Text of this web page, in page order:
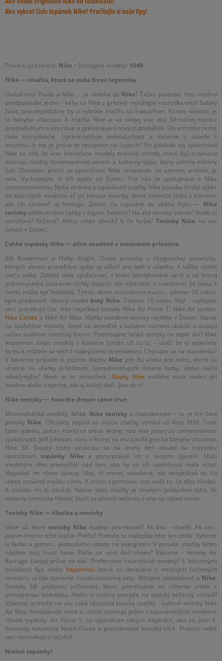
Práve si prezeráte: Nike • Dostupné modely: 1048
Nike — značka, ktorá sa stala živou legendou
Diabol nosí Pradu a Nike.... sa oblieka do Nike? Ťažko povedať. Hoci možno
predpokladať jedno - keby sa Nike z gréckej mytológie rozhodla viesť ľudský
život, pravdepodobne by si vybrala značku so Swooshom. Koniec koncov, je
to bohyňa víťazstva. A značka Nike je vo svojej viac ako 50-ročnej histórii
predovšetkým o víťazstve a prekonávaní nových prekážok. Okrem toho nemá
rada komplikácie. Uprednostňuje jednoduchosť a konanie v súlade s
intuíciou. A nie je práve to receptom na úspech? Pri pohľade na spoločnosť
Nike sa zdá, že áno. Inovatívne modely tenisiek, trendy, ktoré žijú a nanovo
definujú módny streetwearový vesmír a kultúrny vplyv, ktorý zahŕňa milióny
ľudí. Dôvodov, prečo sa spoločnosť Nike umiestnila na samom vrchole, je
veľa. Vychutnajte si ich spolu so Sizeer. Pre nás je spolupráca s Nike
samozrejmosťou. Naša stránka s topánkami značky Nike ponúka široký výber
od klasických modelov až po horúce novinky, ktoré nielenže ladia s trendmi,
ale ich zároveň aj formujú. Zistite, čo zapadne do vášho štýlu — Nike
tenisky alebo možno žabky s logom Swoosh? Na aké tenisky stavíte? Budú to
semišové? Kožené? Alebo zmes oboch? A čo farba? Tenisky Nike na vás
čakajú v Sizeer.
Ľahké topánky Nike — silne osadené v mestskom priestore
Bill Bowerman a Philip Knight. Dvaja priatelia z Oregonskej univerzity,
ktorých okrem priateľstva spája aj vášeň pre beh a atletiku. A túžba urobiť
niečo veľké. Založili teda spoločnosť, v ktorú bezvýhradne verili a od ktorej
jednomyseľne očakávali rýchly úspech. Ale ešte skôr si uvedomili, že cesta k
nemu môže byť hrboľatá. Týmto dvom vizionárom trvalo... takmer 10 rokov,
kým predstavili vlastný model boty Nike. Takmer 10 rokov. Nuž - najlepšie
veci potrebujú čas. Ako napríklad tenisky Nike Air Force 1, Nike Air Jordan,
Nike Cortez a Nike Air Max. Všetky uvedené tenisky nájdete v Sizeer. Stavte
na spoľahlivé modely, ktoré sa osvedčia v každom ročnom období a dodajú
vašim outfitom mestský šmrnc. Potrebujete ľahké tenisky na teplé dni? Nike
Vapormax alebo modely z kolekcie Jordan už sú tu – stačí, že si vyberiete
farbu a môžete sa tešiť z najlepšieho streetwearu. Chystáte sa na dovolenku?
V takomto prípade si pozrite šľapky Nike pre ňu alebo pre neho, ktoré sú
vhodné na všetky príležitosti. Uprednostňujete tlmené farby, alebo niečo
odvážnejšie? Nech je to akokoľvek, šľapky Nike môžete nosiť nielen pri
bazéne alebo v sprche, ale aj každý deň.. Just do it!
Nike tenisky — how the dream came true
Minimalistické modely, ľahké Nike teniskys charakterom – to je len časť
ponuky Nike. Oficiálny nápad na názov značky vznikol vo fáze REM. Teda
časti spánku, počas ktorej sa sníva. Jednej noci mal jeden zo zamestnancov
spoločnosti, Jeff Johnson, víziu, v ktorej sa mu zjavila grécka bohyňa víťazstva.
Nike SK. Dojatý touto situáciou sa na druhý deň obrátil na majiteľov
spoločnosti topánky Nikea porozprával im o svojom zjavení. Muži
medzitým dlho premýšľali nad tým, ako by sa ich spoločnosť mala volať.
Napadali im rôzne výrazy. Viac, či menej vznešené, ale neodrážali to, čo
chceli oznámiť zvyšku sveta. A zrazu s pomocou sna našli to, čo dlho hľadali.
A zostalo im to navždy. Názov tejto značky je skvelým príkladom toho, že
niekedy nemusíte hľadať. Stačí sa otvoriť riešeniu a ono sa objaví samo.
Tenisky Nike — klasika a novinky
Viete už, ktoré tenisky Nike budete potrebovať? Ak áno - skvelé. Ak nie...
potom možno ešte lepšie. Prečo? Pretože to najlepšie ešte len príde. Vyberte
si farbu a potom... jednoducho stavte na evergreen. V ponuke značky ľahko
nájdete svoj must have. Páčia sa vám dad shoes? Výborne - tenisky Air
Barrage čakajú práve na vás. Preferujete futuristické modely? S bláznivými
teniskami Ryz alebo Vapormax, ktoré sú dostupné v mnohých farbených
verziách, určite vytvoríte nezabudnuteľné sety. Milujete skateboard a Nike.
Tenisky SB poskytnú priľnavosť, ktorú potrebujete na robenie trikov s
prirodzenou ľahkosťou. Alebo si možno potrpíte na typický bežecký vzhľad?
Výborne, pretože na vás čaká skutočná klasika značky - kultové tenisky Nike
Air Max. Fanúšikovia retra si určite zamilujú jeden z najznámejších modelov,
slávne topánky Air Force 1, sú výsledkom takých inšpirácií, ako sú John F.
Kennedy, katedrála Notre-Dame a prezidentské lietadlo USA. Pretože veľké
veci nevznikajú z ničoho!
Nielen topánky!
Ako vybrať číslo topánok Nike? Prečítajte si naše tipy!